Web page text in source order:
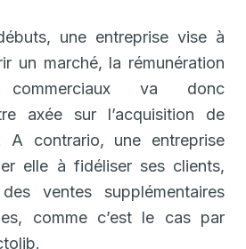
une entreprise vise à
un marché, la rémunération
va donc
axée sur l’acquisition de
A contrario, une entreprise
elle à fidéliser ses clients,
ventes supplémentaires
comme c’est le cas par